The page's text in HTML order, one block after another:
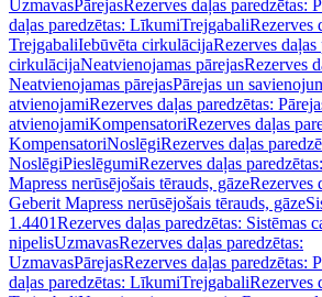
UzmavasPārejasRezerves daļas paredzētas:
daļas paredzētas: LīkumiTrejgabaliRezerves
TrejgabaliIebūvēta cirkulācijaRezerves daļas
cirkulācijaNeatvienojamas pārejasRezerves
Neatvienojamas pārejasPārejas un
atvienojamiRezerves daļas paredzētas:
atvienojamiKompensatoriRezerves daļas
KompensatoriNoslēgiRezerves daļas
NoslēgiPieslēgumiRezerves daļas
Mapress nerūsējošais tērauds, gāzeRezerves
Geberit Mapress nerūsējošais tērauds, gāze
1.4401Rezerves daļas paredzētas: Sistēmas
nipelisUzmavasRezerves daļas paredzētas:
UzmavasPārejasRezerves daļas paredzētas:
daļas paredzētas: LīkumiTrejgabaliRezerves